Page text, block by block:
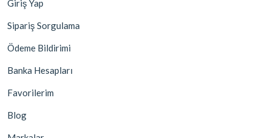
Giriş Yap
Sipariş Sorgulama
Ödeme Bildirimi
Banka Hesapları
Favorilerim
Blog